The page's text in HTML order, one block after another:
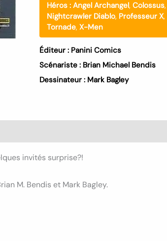
Héros : Angel Archangel, Colossus,
Nightcrawler Diablo, Professeur X,
Tornade, X-Men
Éditeur : Panini Comics
Scénariste : Brian Michael Bendis
Dessinateur : Mark Bagley
invités surprise?!
M. Bendis et Mark Bagley.